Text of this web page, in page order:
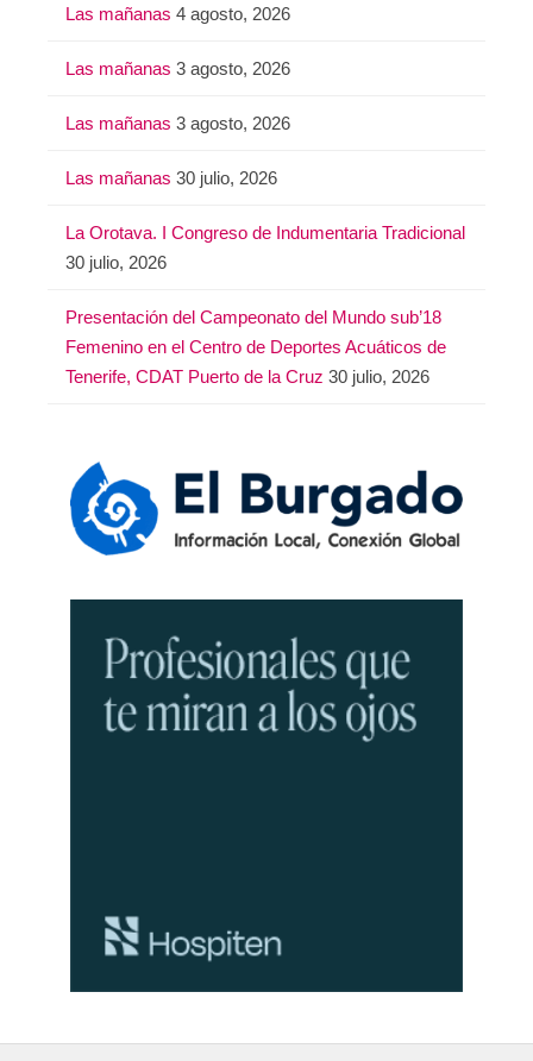
Las mañanas 4 agosto, 2026
Las mañanas 3 agosto, 2026
Las mañanas 3 agosto, 2026
Las mañanas 30 julio, 2026
La Orotava. I Congreso de Indumentaria Tradicional
30 julio, 2026
Presentación del Campeonato del Mundo sub’18
Femenino en el Centro de Deportes Acuáticos de
Tenerife, CDAT Puerto de la Cruz 30 julio, 2026